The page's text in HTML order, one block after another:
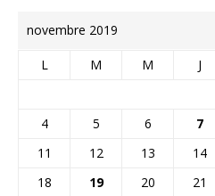
novembre 2019
L M M J
4
5 6 7
11
12 13 14
18
19 20 21